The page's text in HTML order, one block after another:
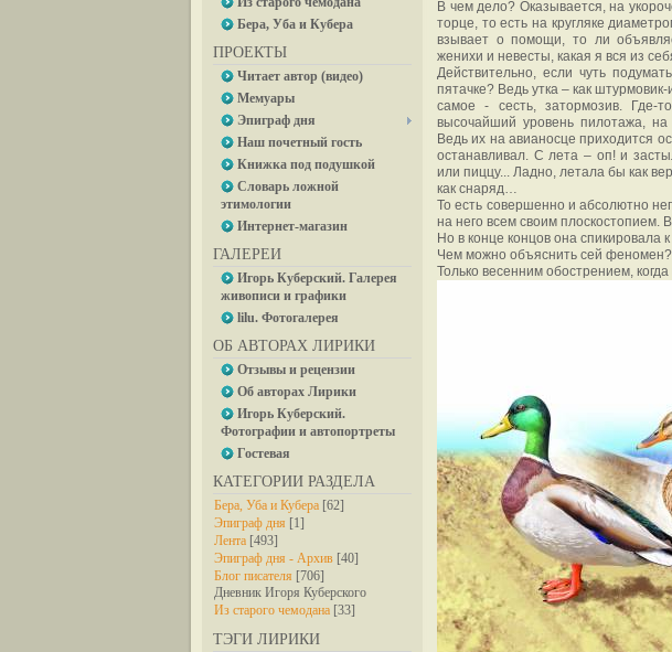
Бера, Уба и Кубера
ПРОЕКТЫ
Читает автор (видео)
Мемуары
Эпиграф дня
Наш почетный гость
Книжка под подушкой
Словарь ложной
этимологии
Интернет-магазин
ГАЛЕРЕИ
Игорь Куберский. Галерея
живописи и графики
lilu. Фотогалерея
ОБ АВТОРАХ ЛИРИКИ
Отзывы и рецензии
Об авторах Лирики
Игорь Куберский.
Фотографии и автопортреты
Гостевая
КАТЕГОРИИ РАЗДЕЛА
Бера, Уба и Кубера [62]
Эпиграф дня [1]
Лента [493]
Эпиграф дня - Архив [40]
Блог писателя [706]
Дневник Игоря Куберского
Из старого чемодана [33]
ТЭГИ ЛИРИКИ
В чем дело? Оказывается, на
торце, то есть на кругляке
взывает о помощи, то ли
женихи и невесты, какая я вся из
Действительно, если чуть
пятачке? Ведь утка – как
самое - сесть, затормозив. Где-
высочайший уровень пилотажа,
Ведь их на авианосце приходится
останавливал. С лета – оп! и
или пиццу... Ладно, летала бы как
как снаряд…
То есть совершенно и абсолютно
на него всем своим
Но в конце концов она спикировала
Чем можно объяснить сей феномен?
Только весенним обострением,